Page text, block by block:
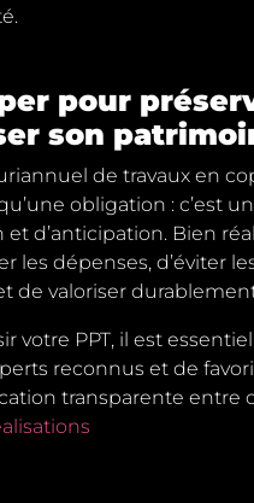
pour
son
de travaux en
obligation : c’est
et d’anticipation. Bien
les dépenses, d’éviter
de valoriser
votre PPT, il est
reconnus et de
transparente entre